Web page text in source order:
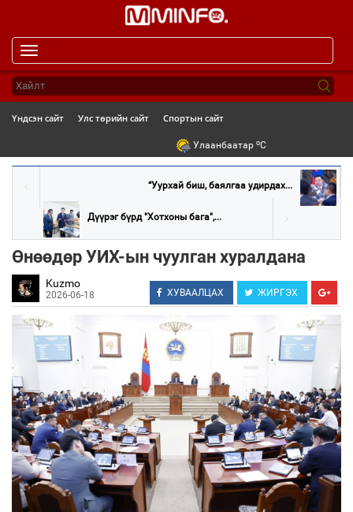
navigation
Үндсэн сайт Улс төрийн сайт Спортын сайт
Улаанбаатар oC
“Уурхай биш, баялгаа удирдах...
Дүүрэг бүрд "Хотхоны бага",...
Өнөөдөр УИХ-ын чуулган хуралдана
Kuzmo
2026-06-18 ХУВААЛЦАХ ЖИРГЭХ